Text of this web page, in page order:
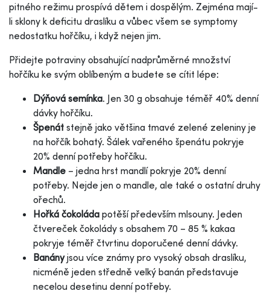
pitného režimu prospívá dětem i dospělým. Zejména mají-
li sklony k deficitu draslíku a vůbec všem se symptomy
nedostatku hořčíku, i když nejen jim.
Přidejte potraviny obsahující nadprůměrné množství
hořčíku ke svým oblíbeným a budete se cítit lépe:
Dýňová semínka. Jen 30 g obsahuje téměř 40% denní
dávky hořčíku.
Špenát stejně jako většina tmavé zelené zeleniny je
na hořčík bohatý. Šálek vařeného špenátu pokryje
20% denní potřeby hořčíku.
Mandle – jedna hrst mandlí pokryje 20% denní
potřeby. Nejde jen o mandle, ale také o ostatní druhy
ořechů.
Hořká čokoláda potěší především mlsouny. Jeden
čtvereček čokolády s obsahem 70 – 85 % kakaa
pokryje téměř čtvrtinu doporučené denní dávky.
Banányjsou více známy pro vysoký obsah draslíku,
nicméně jeden středně velký banán představuje
necelou desetinu denní potřeby.